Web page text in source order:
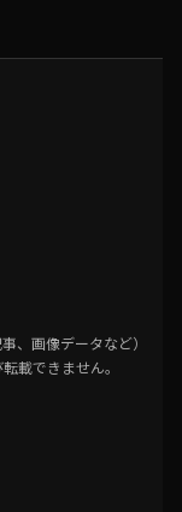
、画像データなど）
載できません。